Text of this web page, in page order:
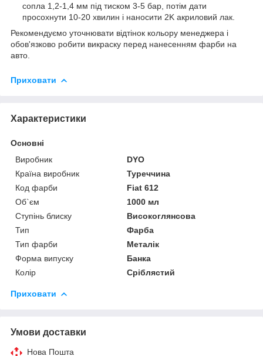
сопла 1,2-1,4 мм під тиском 3-5 бар, потім дати
просохнути 10-20 хвилин і наносити 2K акриловий лак.
Рекомендуємо уточнювати відтінок кольору менеджера і
обов'язково робити викраску перед нанесенням фарби на
авто.
Приховати
Характеристики
Основні
Виробник
DYO
Країна виробник
Туреччина
Код фарби
Fiat 612
Об`єм
1000 мл
Ступінь блиску
Високоглянсова
Тип
Фарба
Тип фарби
Металік
Форма випуску
Банка
Колір
Сріблястий
Приховати
Умови доставки
Нова Пошта